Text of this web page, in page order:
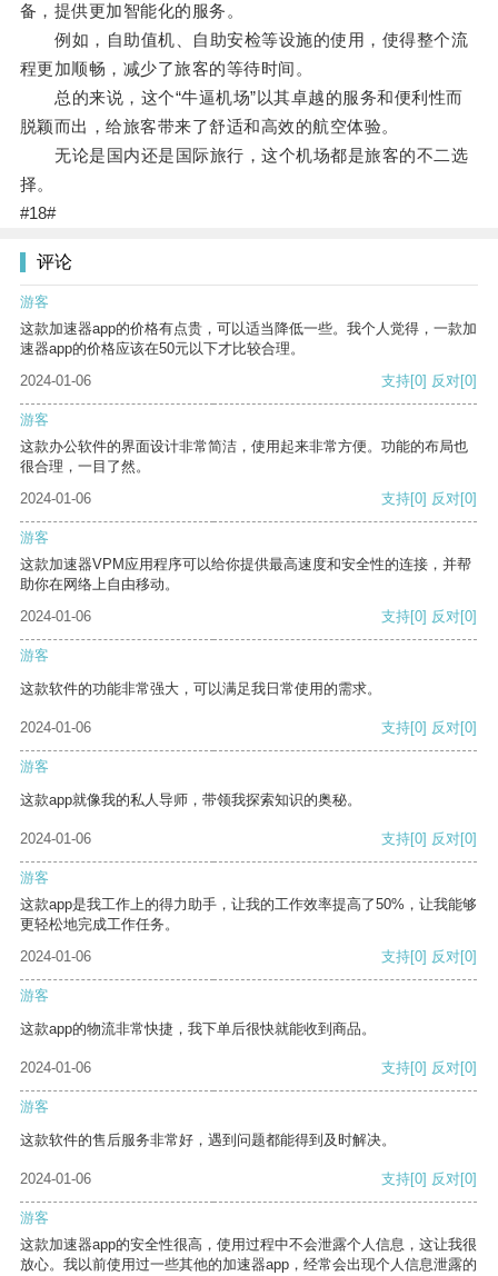
备，提供更加智能化的服务。
例如，自助值机、自助安检等设施的使用，使得整个流
程更加顺畅，减少了旅客的等待时间。
总的来说，这个“牛逼机场”以其卓越的服务和便利性而
脱颖而出，给旅客带来了舒适和高效的航空体验。
无论是国内还是国际旅行，这个机场都是旅客的不二选
择。
#18#
评论
游客
这款加速器app的价格有点贵，可以适当降低一些。我个人觉得，一款加
速器app的价格应该在50元以下才比较合理。
2024-01-06
支持[0] 反对[0]
游客
这款办公软件的界面设计非常简洁，使用起来非常方便。功能的布局也
很合理，一目了然。
2024-01-06
支持[0] 反对[0]
游客
这款加速器VPM应用程序可以给你提供最高速度和安全性的连接，并帮
助你在网络上自由移动。
2024-01-06
支持[0] 反对[0]
游客
这款软件的功能非常强大，可以满足我日常使用的需求。
2024-01-06 支持[0] 反对[0]
游客
这款app就像我的私人导师，带领我探索知识的奥秘。
2024-01-06 支持[0] 反对[0]
游客
这款app是我工作上的得力助手，让我的工作效率提高了50%，让我能够
更轻松地完成工作任务。
2024-01-06
支持[0] 反对[0]
游客
这款app的物流非常快捷，我下单后很快就能收到商品。
2024-01-06 支持[0] 反对[0]
游客
这款软件的售后服务非常好，遇到问题都能得到及时解决。
2024-01-06 支持[0] 反对[0]
游客
这款加速器app的安全性很高，使用过程中不会泄露个人信息，这让我很
放心。我以前使用过一些其他的加速器app，经常会出现个人信息泄露的